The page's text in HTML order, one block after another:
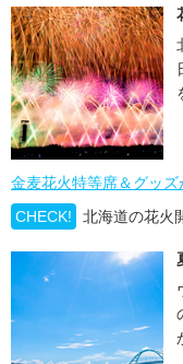
金麦花火特等席＆グッズ
CHECK!
北海道の花火